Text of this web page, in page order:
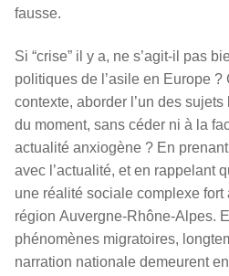
fausse.
Si “crise” il y a, ne s’agit-il pas
politiques de l’asile en Europe ?
contexte, aborder l’un des
du moment, sans céder ni à la
actualité anxiogène ? En
avec l’actualité, et en rappelant
une réalité sociale complexe fort
région Auvergne-Rhône-Alpes.
phénomènes migratoires,
narration nationale demeurent